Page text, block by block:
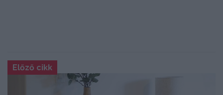
Előző cikk